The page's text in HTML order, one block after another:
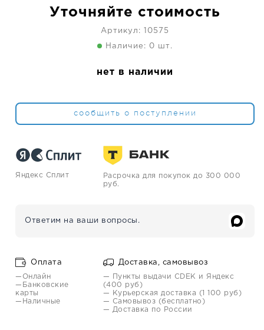
Уточняйте стоимость
Артикул: 10575
Наличие: 0 шт.
нет в наличии
сообщить о поступлении
Яндекс Сплит
Расрочка для покупок до 300 000
руб.
Ответим на ваши вопросы.
Оплата
—Онлайн
—Банковские
карты
—Наличные
Доставка, самовывоз
— Пункты выдачи CDEK и Яндекс
(400 руб)
— Курьерская доставка (1 100 руб)
— Самовывоз (бесплатно)
— Доставка по России